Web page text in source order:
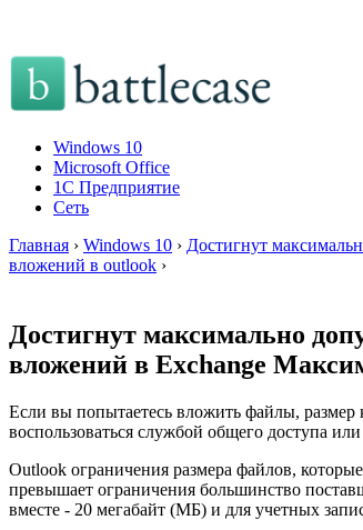
Windows 10
Microsoft Office
1C Предприятие
Сеть
Главная › Windows 10 › Достигнут
вложений в outlook ›
Достигнут максимально
вложений в Exchange
Если вы попытаетесь вложить файлы,
воспользоваться службой общего доступа
Outlook ограничения размера файлов,
превышает ограничения большинство
вместе - 20 мегабайт (МБ) и для учетных